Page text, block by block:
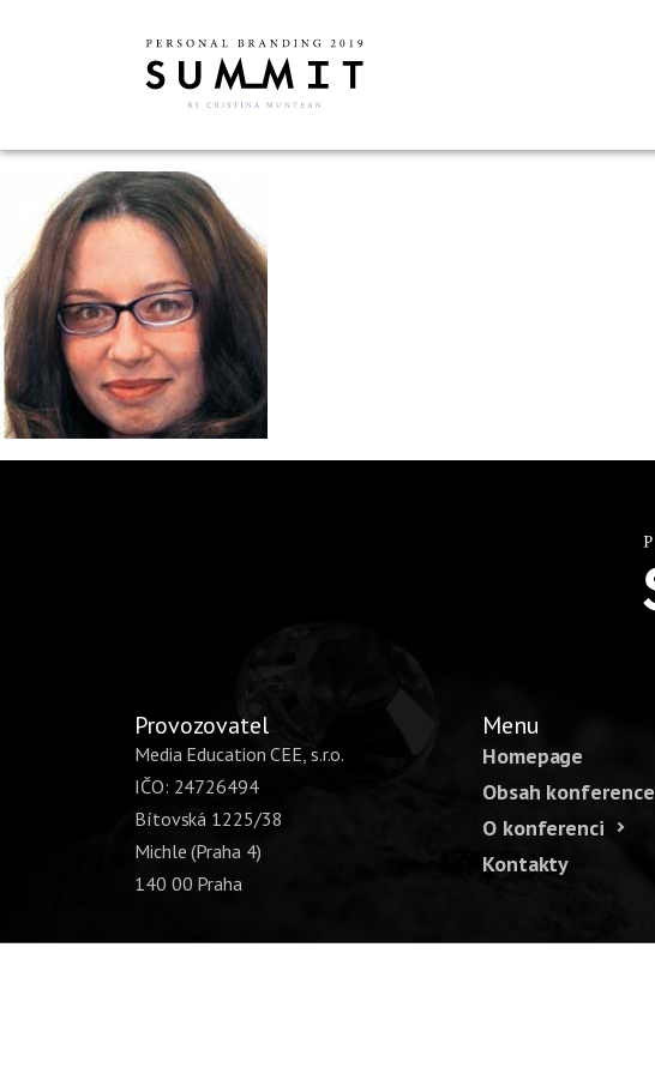
Provozovatel
Media Education CEE, s.r.o.
IČO: 24726494
Bítovská 1225/38
Michle (Praha 4)
140 00 Praha
Menu
Homepage
Obsah konference
O konferenci
Kontakty